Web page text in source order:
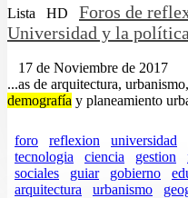
Lista HD
Foros de
Universidad y la
17 de Noviembre de 2017
...as de arquitectura,
demografía y planeamiento
foro reflexion universidad
tecnologia
ciencia gestion
sociales
guiar gobierno
arquitectura
urbanismo